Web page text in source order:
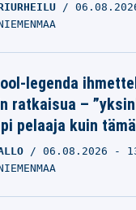
legenda
ratkaisua –
pelaaja kuin
06.08.2026 -